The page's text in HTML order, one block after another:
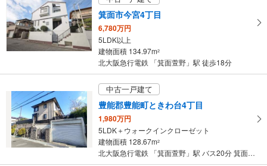
イ
ペ
ー
ジ
保
す
る
箕面市今宮4丁目
6,780万円
5LDK以上
建物面積 134.97m2
北大阪急行電鉄 「箕面萱野」駅 徒歩18分
中古一戸建て
豊能郡豊能町ときわ台4丁目
1,980万円
5LDK＋ウォークインクローゼット
建物面積 128.67m2
北大阪急行電鉄 「箕面萱野」駅 バス20分 箕面森町地区センター バス停下車 徒歩33分 ※徒歩約6分『支所前』停より『箕面森町地区センター』行バス有り